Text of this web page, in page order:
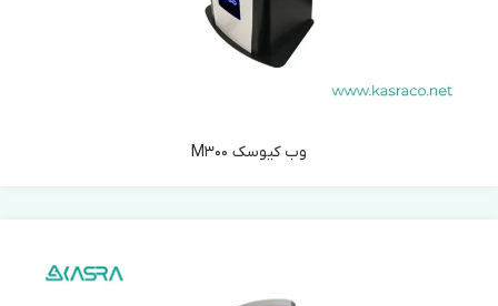
وب کیوسک M300